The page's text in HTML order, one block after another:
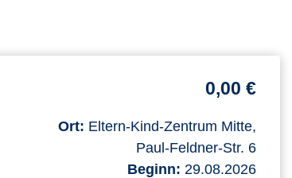
0,00 €
Ort: Eltern-Kind-Zentrum Mitte,
Paul-Feldner-Str. 6
Beginn: 29.08.2026